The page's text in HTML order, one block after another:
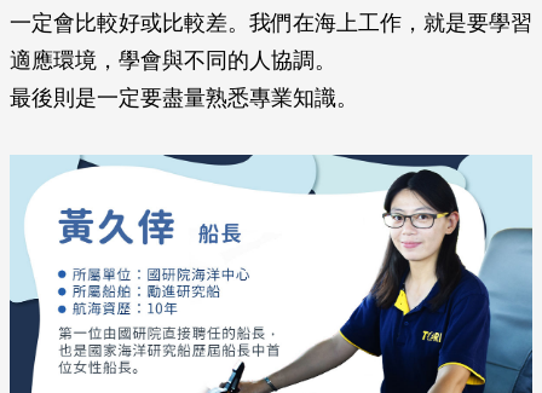
一定會比較好或比較差。我們在海上工作，就是要學習
適應環境，學會與不同的人協調。
最後則是一定要盡量熟悉專業知識。